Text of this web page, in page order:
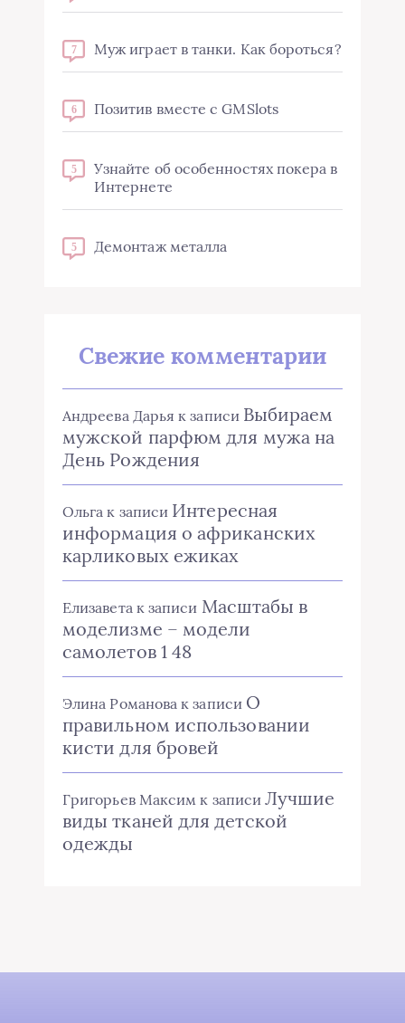
7 Муж играет в танки. Как бороться?
6 Позитив вместе с GMSlots
5
Узнайте об особенностях покера в
Интернете
5 Демонтаж металла
Свежие комментарии
Андреева Дарья к записи Выбираем
мужской парфюм для мужа на
День Рождения
Ольга к записи Интересная
информация о африканских
карликовых ежиках
Елизаветак записи Масштабы в
моделизме – модели
самолетов 1 48
Элина Романова к записи О
правильном использовании
кисти для бровей
Григорьев Максим к записиЛучшие
виды тканей для детской
одежды